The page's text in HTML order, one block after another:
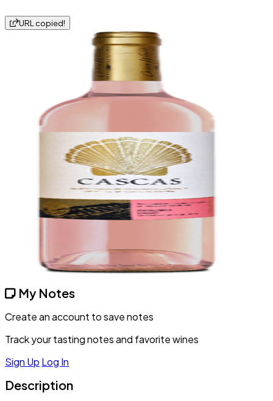
URL copied!
My Notes
Create an account to save notes
Track your tasting notes and favorite wines
Sign Up Log In
Description